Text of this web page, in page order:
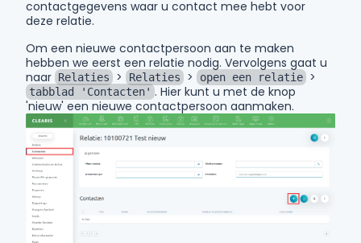
contactgegevens waar u contact mee hebt voor
deze relatie.
Om een nieuwe contactpersoon aan te maken
hebben we eerst een relatie nodig. Vervolgens gaat u
naar Relaties > Relaties > open een relatie >
tabblad 'Contacten' . Hier kunt u met de knop
'nieuw' een nieuwe contactpersoon aanmaken.